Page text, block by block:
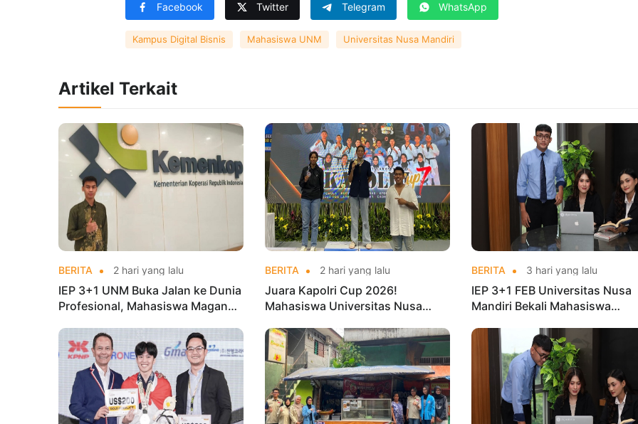
Facebook Twitter Telegram WhatsApp
Kampus Digital Bisnis Mahasiswa UNM Universitas Nusa Mandiri
Artikel Terkait
BERITA 2 hari yang lalu
IEP 3+1 UNM Buka Jalan ke Dunia
Profesional, Mahasiswa Magang
BERITA 2 hari yang lalu
Juara Kapolri Cup 2026!
Mahasiswa Universitas Nusa
di Kejurnas Taekwondo
BERITA 3 hari yang lalu
IEP 3+1 FEB Universitas Nusa
Mandiri Bekali Mahasiswa